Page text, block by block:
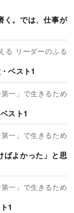
く。では、仕事が
る リーダーのふる
ベスト1
一」で生きるため
スト1
一」で生きるため
ばよかった」と思
一」で生きるため
1